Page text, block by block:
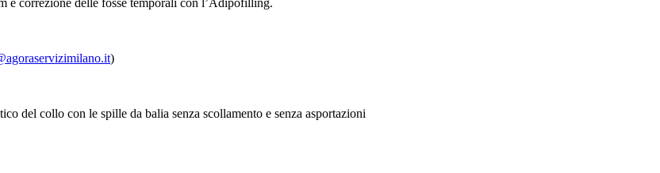
)
del collo con le spille da balia senza scollamento e senza asportazioni